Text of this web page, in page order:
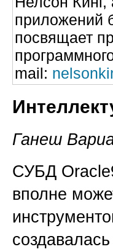
приложений
посвящает
mail:
Ганеш
СУБД
вполне